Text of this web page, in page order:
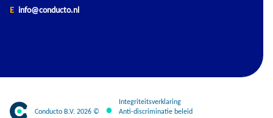
E info@conducto.nl
Conducto B.V. 2026 ©
Integriteitsverklaring
Anti-discriminatie beleid